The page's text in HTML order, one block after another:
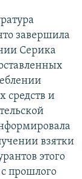
завершила
Серика
и
взятки
этого
с прошлого